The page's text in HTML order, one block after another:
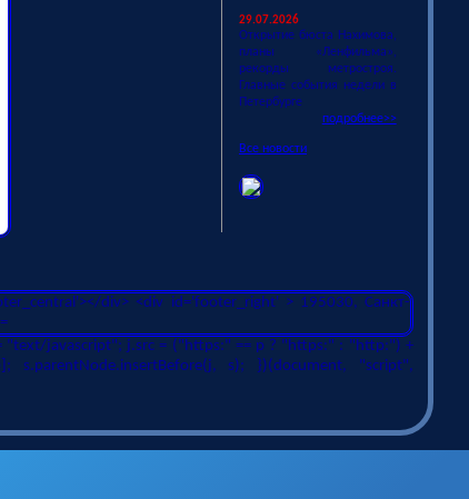
29.07.2026
Открытие бюста Нахимова,
планы «Ленфильма»,
рекорды метростроя.
Главные события недели в
Петербурге
подробнее>>
Все новости
"text/javascript"; j.src = ("https:" == p ? "https:" : "http:") +
s.parentNode.insertBefore(j, s); })(document, "script",